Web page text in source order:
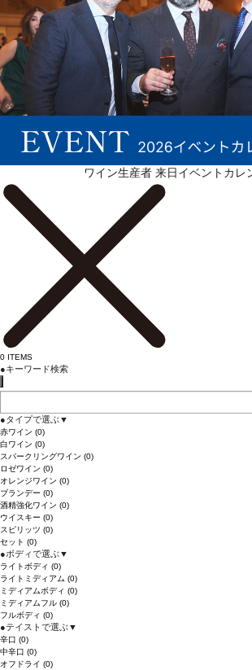
ワイン生産者 来日イベントカレ
0 ITEMS
●キーワード検索
●タイプで選ぶ▼
赤ワイン (0)
白ワイン (0)
スパークリングワイン (0)
ロゼワイン (0)
オレンジワイン (0)
ブランデー (0)
酒精強化ワイン (0)
ウイスキー (0)
スピリッツ (0)
セット (0)
●ボディで選ぶ▼
ライトボディ (0)
ライトミディアム (0)
ミディアムボディ (0)
ミディアムフル (0)
フルボディ (0)
●テイストで選ぶ▼
辛口 (0)
中辛口 (0)
オフドライ (0)